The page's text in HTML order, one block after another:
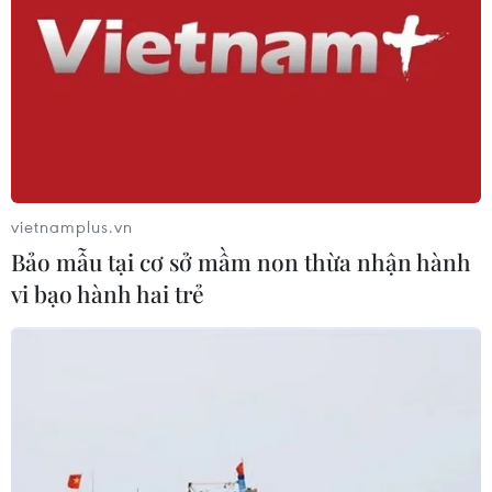
hóa trên Bán đảo Triều Tiên có thể sẽ nằm trong chương
trình nghị sự của hội nghị lần này.
vietnamplus.vn
Bảo mẫu tại cơ sở mầm non thừa nhận hành
vi bạo hành hai trẻ